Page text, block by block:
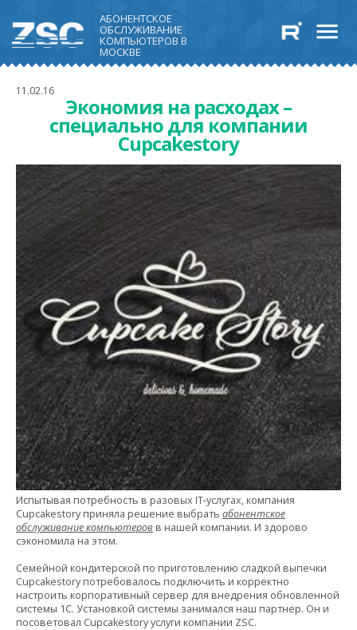
АБОНЕНТСКОЕ
ОБСЛУЖИВАНИЕ
КОМПЬЮТЕРОВ В
МОСКВЕ
11.02.16
Экономия на расходах –
специально для компании
Cupcakestory
Испытывая потребность в разовых IT-услугах, компания
Cupcakestory приняла решение выбрать абонентское
обслуживание компьютеров в нашей компании. И здорово
сэкономила на этом.
Семейной кондитерской по приготовлению сладкой выпечки
Cupcakestory потребовалось подключить и корректно
настроить корпоративный сервер для внедрения обновленной
системы 1С. Установкой системы занимался наш партнер. Он и
посоветовал Cupcakestory услуги компании ZSC.